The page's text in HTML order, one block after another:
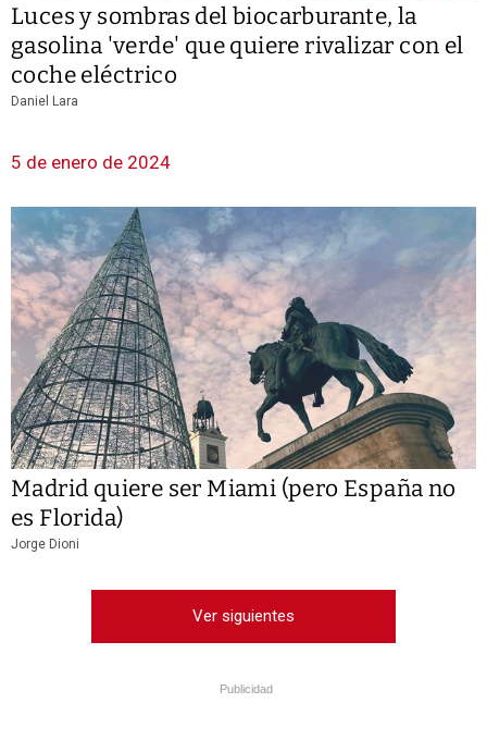
Luces y sombras del biocarburante, la
gasolina 'verde' que quiere rivalizar con el
coche eléctrico
Daniel Lara
5 de enero de 2024
Madrid quiere ser Miami (pero España no
es Florida)
Jorge Dioni
Ver siguientes
Publicidad